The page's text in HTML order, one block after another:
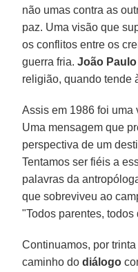
não umas contra as
paz. Uma visão que
os conflitos entre os
guerra fria.João Paulo
religião, quando tende
Assis em 1986 foi uma
Uma mensagem que
perspectiva de um
Tentamos ser fiéis a
palavras da
que sobreviveu ao
"Todos parentes, todos
Continuamos, por
caminho dodiálogo